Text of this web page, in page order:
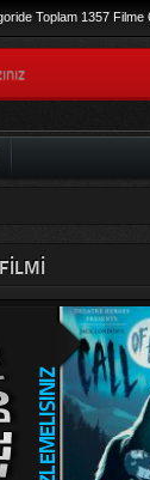
Toplam 1357 Filme